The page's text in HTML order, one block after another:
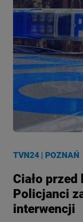
TVN24 |POZNAŃ
Ciało
Policjanci
interwencji